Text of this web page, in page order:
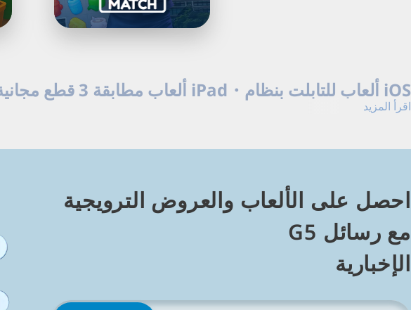
Page
اقرأ المزيد
ألعاب مطابقة 3 قطع مجانية لجهاز iPad・ألعاب للتابلت بنظام iOS
احصل على الألعاب والعروض الترويجية
مع رسائل G5
الإخبارية
بريدك